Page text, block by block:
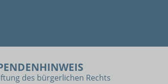
des bürgerlichen Rechts